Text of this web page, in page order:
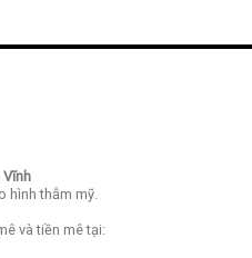
Vĩnh
hình thẫm mỹ.
và tiền mê tại: